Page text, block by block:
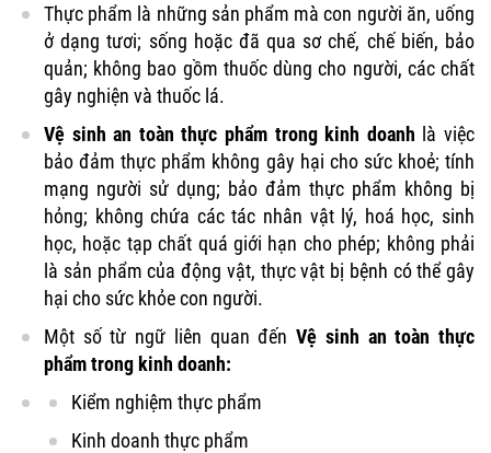
Thực phẩm là những sản phẩm mà con người ăn, uống
ở dạng tươi; sống hoặc đã qua sơ chế, chế biến, bảo
quản; không bao gồm thuốc dùng cho người, các chất
gây nghiện và thuốc lá.
Vệ sinh an toàn thực phẩm trong kinh doanh là việc
bảo đảm thực phẩm không gây hại cho sức khoẻ; tính
mạng người sử dụng; bảo đảm thực phẩm không bị
hỏng; không chứa các tác nhân vật lý, hoá học, sinh
học, hoặc tạp chất quá giới hạn cho phép; không phải
là sản phẩm của động vật, thực vật bị bệnh có thể gây
hại cho sức khỏe con người.
Một số từ ngữ liên quan đếnVệ sinh an toàn thực
phẩm trong kinh doanh:
Kiểm nghiệm thực phẩm
Kinh doanh thực phẩm